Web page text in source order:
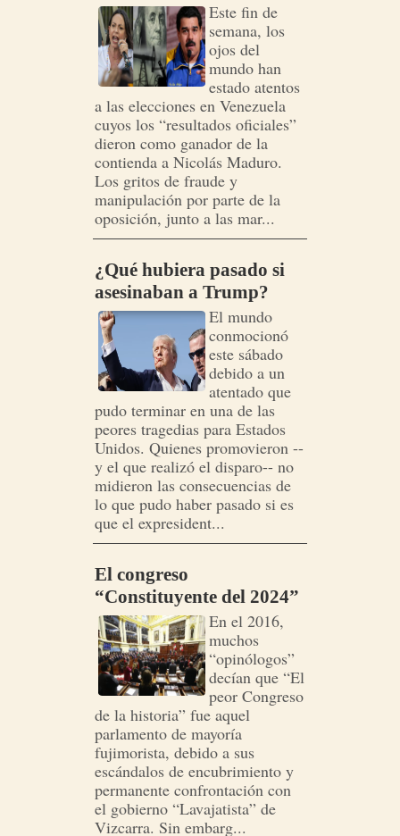
Este fin de
semana, los
ojos del
mundo han
estado atentos
a las elecciones en Venezuela
cuyos los “resultados oficiales”
dieron como ganador de la
contienda a Nicolás Maduro.
Los gritos de fraude y
manipulación por parte de la
oposición, junto a las mar...
¿Qué hubiera pasado si
asesinaban a Trump?
El mundo
conmocionó
este sábado
debido a un
atentado que
pudo terminar en una de las
peores tragedias para Estados
Unidos. Quienes promovieron --
y el que realizó el disparo-- no
midieron las consecuencias de
lo que pudo haber pasado si es
que el expresident...
El congreso
“Constituyente del 2024”
En el 2016,
muchos
“opinólogos”
decían que “El
peor Congreso
de la historia” fue aquel
parlamento de mayoría
fujimorista, debido a sus
escándalos de encubrimiento y
permanente confrontación con
el gobierno “Lavajatista” de
Vizcarra. Sin embarg...